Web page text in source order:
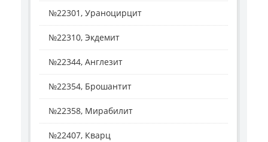
№22301, Ураноцирцит
№22310, Экдемит
№22344, Англезит
№22354, Брошантит
№22358, Мирабилит
№22407, Кварц